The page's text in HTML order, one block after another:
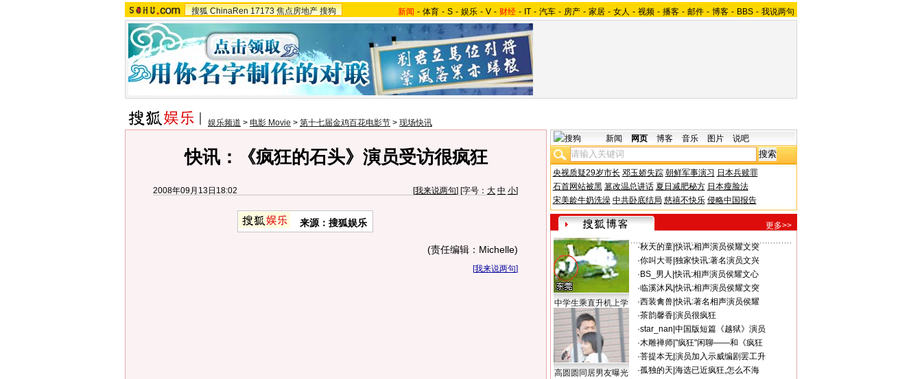
搜狐 ChinaRen 17173 焦点房地产 搜狗 新闻 - 体育 - S - 娱乐 - V - 财经 - IT - 汽车 - 房产 - 家居 - 女人 - 视频 - 播客 - 邮件 - 博客 - BBS - 我说两句
娱乐频道 > 电影 Movie > 第十七届金鸡百花电影节 > 现场快讯
快讯：《疯狂的石头》演员受访很疯狂
2008年09月13日18:02 [我来说两句] [字号： 大 中 小]
来源：搜狐娱乐
(责任编辑：Michelle)
[我来说两句]
新闻 网页 博客 音乐 图片 说吧
央视质疑29岁市长 邓玉娇失踪 朝鲜军事演习 日本兵赎罪
石首网站被黑 篡改温总讲话 夏日减肥秘方 日本瘦脸法
宋美龄牛奶洗澡 中共卧底结局 慈禧不快乐 侵略中国报告
更多>>
中学生乘直升机上学
高圆圆同居男友曝光
·秋天的童|快讯:相声演员侯耀文突
·你叫大哥| 独家快讯:著名演员文兴
· BS_男人 |快讯:相声演员侯耀文心
·临溪沐风|快讯:相声演员侯耀文突
·西装禽兽|快讯:著名相声演员侯耀
·茶韵馨香| 演员很疯狂
·star_nan 中国版短篇《越狱》演员
·木雕禅师| "疯狂"闲聊——和《疯狂
·菩提本无| 演员加入示威编剧罢工升
·孤独的天 海选已近疯狂,怎么不海